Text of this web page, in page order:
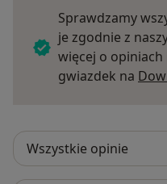
Sprawdzamy
je zgodnie z
więcej o
gwiazdek na